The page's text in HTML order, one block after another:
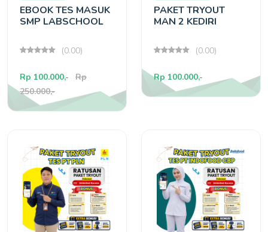
EBOOK TES MASUK
SMP LABSCHOOL
(0.00)
Rp 100.000,-
Rp
250.000,-
PAKET TRYOUT
MAN 2 KEDIRI
(0.00)
Rp 100.000,-